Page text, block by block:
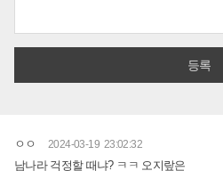
ㅇㅇ 2024-03-19 23:02:32
남나라 걱정할 때냐? ㅋㅋ 오지랖은